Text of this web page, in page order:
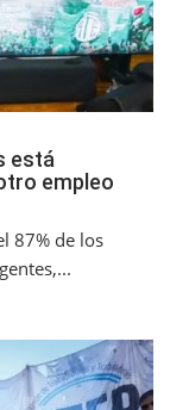
está
empleo
87% de los